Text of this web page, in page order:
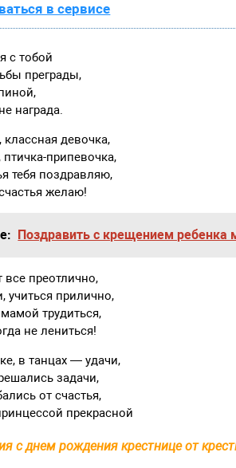
в сервисе
с тобой
преграды,
награда.
девочка,
припевочка,
тебя поздравляю,
желаю!
Поздравить с крещением ребенка
все преотлично,
учиться прилично,
трудиться,
не лениться!
в танцах — удачи,
задачи,
от счастья,
прекрасной
с днем рождения крестнице от